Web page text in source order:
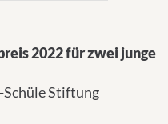
2022 für zwei junge
Stiftung